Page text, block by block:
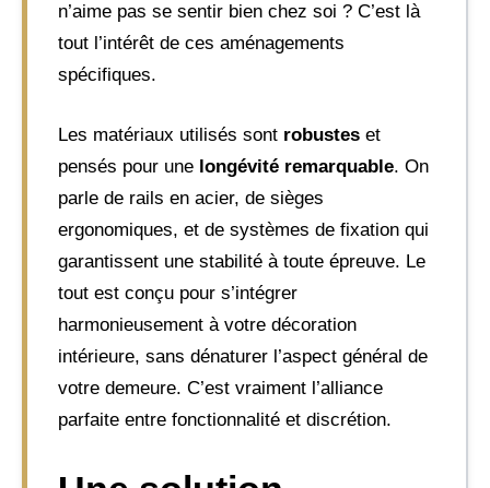
n’aime pas se sentir bien chez soi ? C’est là
tout l’intérêt de ces aménagements
spécifiques.
Les matériaux utilisés sont robustes et
pensés pour une longévité remarquable. On
parle de rails en acier, de sièges
ergonomiques, et de systèmes de fixation qui
garantissent une stabilité à toute épreuve. Le
tout est conçu pour s’intégrer
harmonieusement à votre décoration
intérieure, sans dénaturer l’aspect général de
votre demeure. C’est vraiment l’alliance
parfaite entre fonctionnalité et discrétion.